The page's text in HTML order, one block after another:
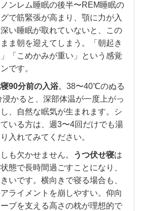
ンレム睡眠の後半〜REM睡眠の
で筋緊張が高まり、顎に力が入
い睡眠が取れていないと、この
ま朝を迎えてしまう。「朝起き
「こめかみが重い」という感覚
です。
90分前の入浴。38〜40℃のぬる
かると、深部体温が一度上がっ
、自然な眠気が生まれます。シ
いる方は、週3〜4回だけでも湯
入れてみてください。
も欠かせません。 うつ伏せ寝は
態で長時間過ごすことになり、
いです。横向きで寝る場合も、
ライメントを崩しやすい。仰向
ブを支える高さの枕が理想的で